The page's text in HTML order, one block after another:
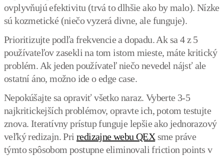
ovplyvňujú efektivitu (trvá to dlhšie ako by malo). Nízke
sú kozmetické (niečo vyzerá divne, ale funguje).
Prioritizujte podľa frekvencie a dopadu. Ak sa 4 z 5
používateľov zasekli na tom istom mieste, máte kritický
problém. Ak jeden používateľ niečo nevedel nájsť ale
ostatní áno, možno ide o edge case.
Nepokúšajte sa opraviť všetko naraz. Vyberte 3-5
najkritickejších problémov, opravte ich, potom testujte
znova. Iteratívny prístup funguje lepšie ako jednorazový
veľký redizajn. Pri redizajne webu QEXsme práve
týmto spôsobom postupne eliminovali friction points v